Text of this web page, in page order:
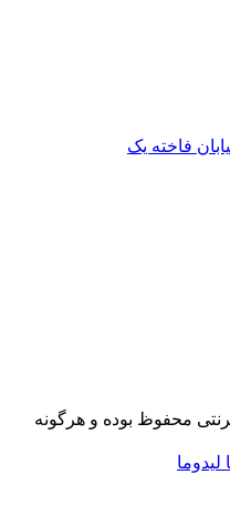
فاخته یک
محفوظ بوده و هرگونه